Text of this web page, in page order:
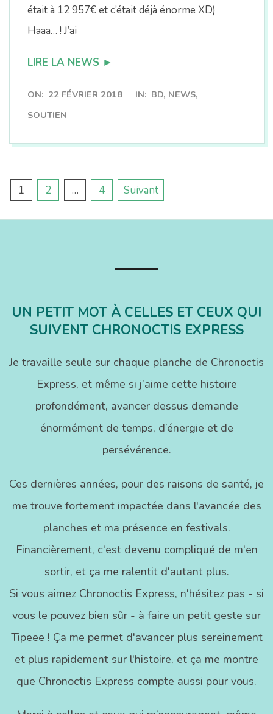
était à 12 957€ et c’était déjà énorme XD)
Haaa… ! J’ai
LIRE LA NEWS ►
2018-
02-
ON: 22 FÉVRIER 2018 IN: BD, NEWS,
SOUTIEN
Pagination
1 2 … 4 Suivant
UN PETIT MOT À CELLES ET CEUX QUI
SUIVENT CHRONOCTIS EXPRESS
Je travaille seule sur chaque planche de Chronoctis
Express, et même si j’aime cette histoire
profondément, avancer dessus demande
énormément de temps, d’énergie et de
persévérence.
Ces dernières années, pour des raisons de santé, je
me trouve fortement impactée dans l'avancée des
planches et ma présence en festivals.
Financièrement, c'est devenu compliqué de m'en
sortir, et ça me ralentit d'autant plus.
Si vous aimez Chronoctis Express, n'hésitez pas - si
vous le pouvez bien sûr - à faire un petit geste sur
Tipeee ! Ça me permet d'avancer plus sereinement
et plus rapidement sur l'histoire, et ça me montre
que Chronoctis Express compte aussi pour vous.